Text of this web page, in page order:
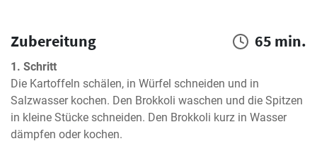
Zubereitung 65 min.
1. Schritt
Die Kartoffeln schälen, in Würfel schneiden und in
Salzwasser kochen. Den Brokkoli waschen und die Spitzen
in kleine Stücke schneiden. Den Brokkoli kurz in Wasser
dämpfen oder kochen.